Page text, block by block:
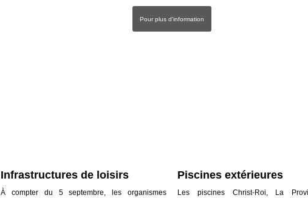
Pour plus d'information
Infrastructures de loisirs
À compter du 5 septembre, les organismes
Piscines extérieures
Les piscines Christ-Roi, La